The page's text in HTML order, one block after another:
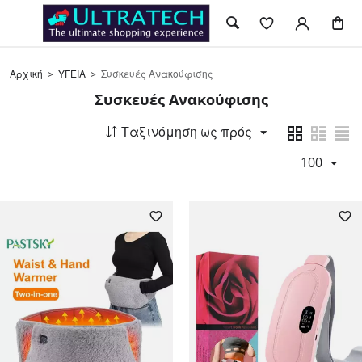
Αρχική > ΥΓΕΙΑ > Συσκευές Ανακούφισης
Συσκευές Ανακούφισης
Ταξινόμηση ως πρός
100